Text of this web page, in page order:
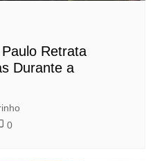
Retrata
Durante a
0